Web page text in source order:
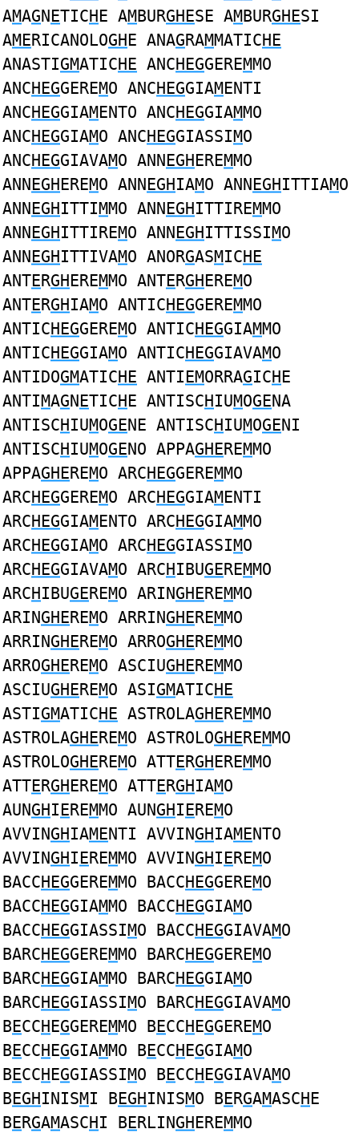
AMAGNETICHE AMBURGHESE AMBURGHESI
AMERICANOLOGHE ANAGRAMMATICHE
ANASTIGMATICHE ANCHEGGEREMMO
ANCHEGGEREMO ANCHEGGIAMENTI
ANCHEGGIAMENTO ANCHEGGIAMMO
ANCHEGGIAMO ANCHEGGIASSIMO
ANCHEGGIAVAMO ANNEGHEREMMO
ANNEGHEREMO ANNEGHIAMO ANNEGHITTIAMO
ANNEGHITTIMMO ANNEGHITTIREMMO
ANNEGHITTIREMO ANNEGHITTISSIMO
ANNEGHITTIVAMO ANORGASMICHE
ANTERGHEREMMO ANTERGHEREMO
ANTERGHIAMO ANTICHEGGEREMMO
ANTICHEGGEREMO ANTICHEGGIAMMO
ANTICHEGGIAMO ANTICHEGGIAVAMO
ANTIDOGMATICHE ANTIEMORRAGICHE
ANTIMAGNETICHE ANTISCHIUMOGENA
ANTISCHIUMOGENE ANTISCHIUMOGENI
ANTISCHIUMOGENO APPAGHEREMMO
APPAGHEREMO ARCHEGGEREMMO
ARCHEGGEREMO ARCHEGGIAMENTI
ARCHEGGIAMENTO ARCHEGGIAMMO
ARCHEGGIAMO ARCHEGGIASSIMO
ARCHEGGIAVAMO ARCHIBUGEREMMO
ARCHIBUGEREMO ARINGHEREMMO
ARINGHEREMO ARRINGHEREMMO
ARRINGHEREMO ARROGHEREMMO
ARROGHEREMO ASCIUGHEREMMO
ASCIUGHEREMO ASIGMATICHE
ASTIGMATICHE ASTROLAGHEREMMO
ASTROLAGHEREMO ASTROLOGHEREMMO
ASTROLOGHEREMO ATTERGHEREMMO
ATTERGHEREMO ATTERGHIAMO
AUNGHIEREMMO AUNGHIEREMO
AVVINGHIAMENTI AVVINGHIAMENTO
AVVINGHIEREMMO AVVINGHIEREMO
BACCHEGGEREMMO BACCHEGGEREMO
BACCHEGGIAMMO BACCHEGGIAMO
BACCHEGGIASSIMO BACCHEGGIAVAMO
BARCHEGGEREMMO BARCHEGGEREMO
BARCHEGGIAMMO BARCHEGGIAMO
BARCHEGGIASSIMO BARCHEGGIAVAMO
BECCHEGGEREMMO BECCHEGGEREMO
BECCHEGGIAMMO BECCHEGGIAMO
BECCHEGGIASSIMO BECCHEGGIAVAMO
BEGHINISMI BEGHINISMO BERGAMASCHE
BERGAMASCHI BERLINGHEREMMO